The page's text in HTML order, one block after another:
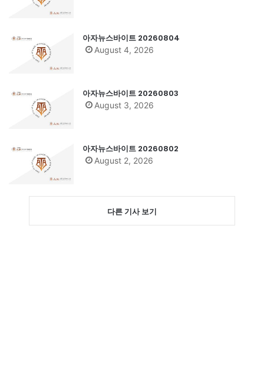
아자뉴스바이트 20260804
August 4, 2026
아자뉴스바이트 20260803
August 3, 2026
아자뉴스바이트 20260802
August 2, 2026
다른 기사 보기